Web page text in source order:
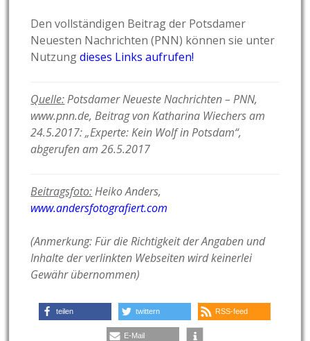
Den vollständigen Beitrag der Potsdamer
Neuesten Nachrichten (PNN) können sie unter
Nutzungdieses Links aufrufen!
Quelle:Potsdamer Neueste Nachrichten – PNN,
www.pnn.de, Beitrag von Katharina Wiechers am
24.5.2017: „Experte: Kein Wolf in Potsdam“,
abgerufen am 26.5.2017
Beitragsfoto:Heiko Anders,
www.andersfotografiert.com
(Anmerkung: Für die Richtigkeit der Angaben und
Inhalte der verlinkten Webseiten wird keinerlei
Gewähr übernommen)
teilen twittern RSS-feed
E-Mail